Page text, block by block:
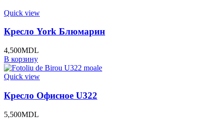
Quick view
Кресло York Блюмарин
4,500MDL
В корзину
Quick view
Кресло Офисное U322
5,500MDL